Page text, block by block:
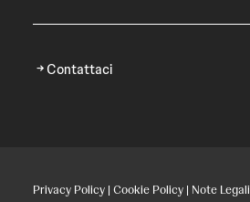
Contattaci
Privacy Policy | Cookie Policy | Note Legali